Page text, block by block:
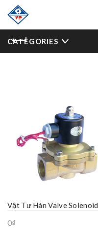
CATEGORIES
Vật Tư Hàn Valve Solenoid
0₫